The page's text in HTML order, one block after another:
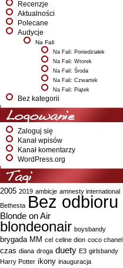
Recenzje
Aktualności
Polecane
Audycje
Na Fali
Na Fali: Poniedziałek
Na Fali: Wtorek
Na Fali: Środa
Na Fali: Czwartek
Na Fali: Piątek
Bez kategorii
Logowanie
Zaloguj się
Kanał wpisów
Kanał komentarzy
WordPress.org
Tagi
2005 2019 ambicje amnesty international
Bethesta Bez odbioru
Blonde on Air
blondeonair boysbandy
brygada MM cel celine dion coco chanel
czas diana droga duety E3 girlsbandy
Harry Potter ikony inauguracja